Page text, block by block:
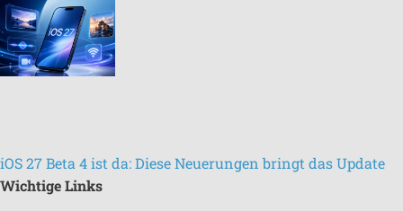
iOS 27 Beta 4 ist da: Diese Neuerungen bringt das Update
Wichtige Links